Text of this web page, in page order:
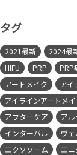
タグ
2021最新 2024最
HIFU
PRP PRP
アートメイク
アイ
アイラインアートメ
アフターケア
ア
インターバル
ヴ
エクソソーム
エニ